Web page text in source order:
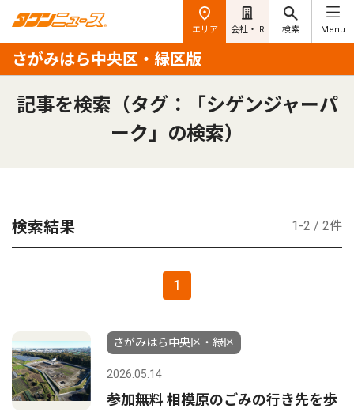
エリア 会社・IR 検索 Menu
さがみはら中央区・緑区版
記事を検索（タグ：「シゲンジャーパ
ーク」の検索）
検索結果 1-2 / 2件
1
さがみはら中央区・緑区
2026.05.14
参加無料 相模原のごみの行き先を歩